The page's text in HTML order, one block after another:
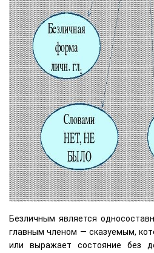
Безличным является
главным членом — сказуемым,
или выражает состояние без